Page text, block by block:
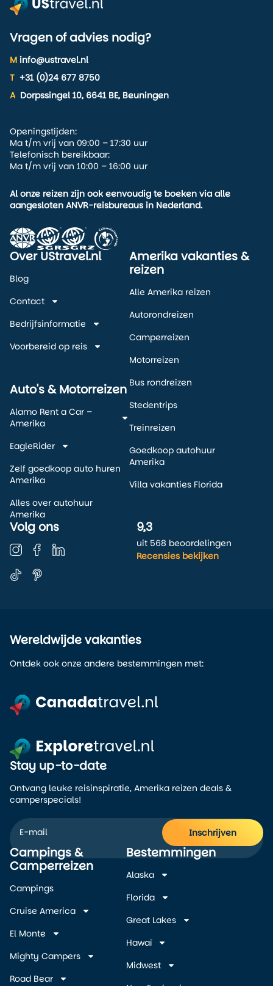
Vragen of advies nodig?
M info@ustravel.nl
T +31 (0)24 677 8750
A Dorpssingel 10, 6641 BE, Beuningen
Openingstijden:
Ma t/m vrij van 09:00 – 17:30 uur
Telefonisch bereikbaar:
Ma t/m vrij van 10:00 – 16:00 uur
Al onze reizen zijn ook eenvoudig te boeken via alle
aangesloten ANVR-reisbureaus in Nederland.
Over UStravel.nl
Blog
Contact
Bedrijfsinformatie
Voorbereid op reis
Auto's & Motorreizen
Alamo Rent a Car –
Amerika
EagleRider
Zelf goedkoop auto huren
Amerika
Alles over autohuur
Amerika
Amerika vakanties &
reizen
Alle Amerika reizen
Autorondreizen
Camperreizen
Motorreizen
Bus rondreizen
Stedentrips
Treinreizen
Goedkoop autohuur
Amerika
Villa vakanties Florida
Volg ons 9,3
uit 568 beoordelingen
Recensies bekijken
Wereldwijde vakanties
Ontdek ook onze andere bestemmingen met:
Campings &
Camperreizen
Campings
Cruise America
El Monte
Mighty Campers
Road Bear
Bestemmingen
Alaska
Florida
Great Lakes
Hawaï
Midwest
Stay up-to-date
Ontvang leuke reisinspiratie, Amerika reizen deals &
camperspecials!
Inschrijven
Alternative: